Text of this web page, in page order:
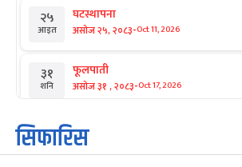
२५
आइत
घटस्थापना
असोज २५, २०८३-Oct 11, 2026
३१
शनि
फूलपाती
असोज ३१ , २०८३-Oct 17, 2026
१
आइत
कार्तिक सङ्क्रान्ति
कार्तिक १, २०८३
सिफारिस